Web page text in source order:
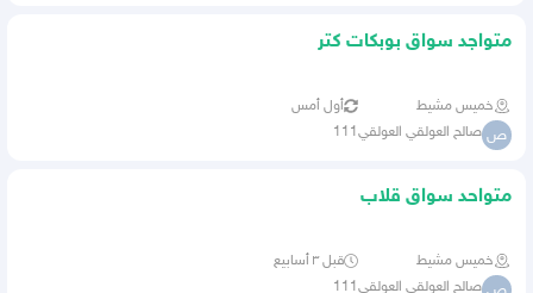
متواجد سواق بوبكات كتر
خميس مشيط أول أمس
ص صالح العولقي العولقي111
متواحد سواق قلاب
خميس مشيط قبل ٣ أسابيع
صالح العولقي العولقي111